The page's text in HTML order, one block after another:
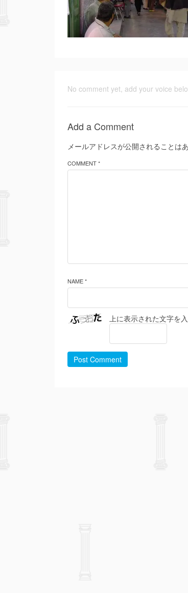
No comment yet, add your voice
Add a Comment
メールアドレスが公開されることは
COMMENT *
NAME *
上に表示された文字を
Post Comment